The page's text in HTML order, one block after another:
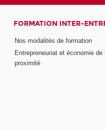
FORMATION INTER-
Nos modalités de formation
Entrepreneuriat et économie de
proximité